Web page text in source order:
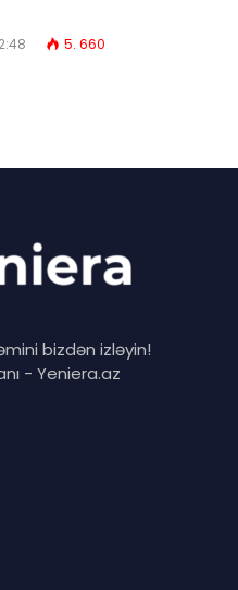
5. 660
bizdən izləyin!
- Yeniera.az